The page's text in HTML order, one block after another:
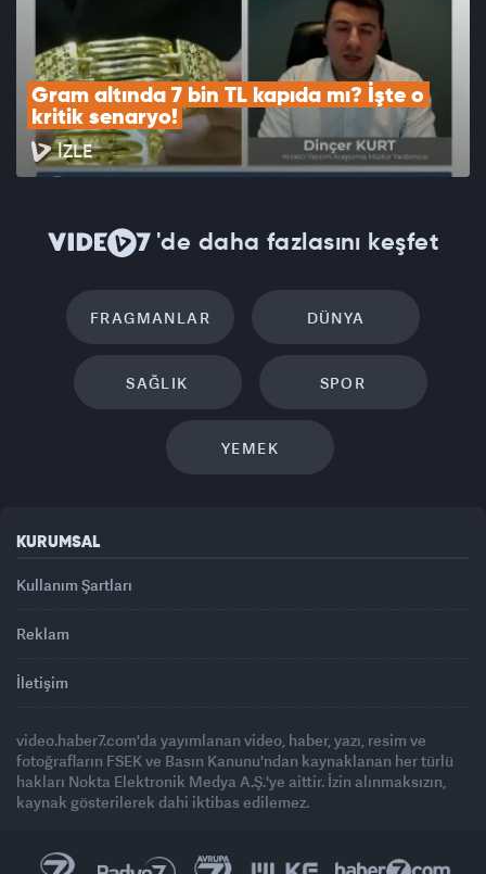
Gram altında 7 bin TL kapıda mı? İşte o
kritik senaryo!
İZLE
'de daha fazlasını keşfet
FRAGMANLAR DÜNYA
SAĞLIK SPOR
YEMEK
KURUMSAL
Kullanım Şartları
Reklam
İletişim
video.haber7.com'da yayımlanan video, haber, yazı, resim ve
fotoğrafların FSEK ve Basın Kanunu'ndan kaynaklanan her türlü
hakları Nokta Elektronik Medya A.Ş.'ye aittir. İzin alınmaksızın,
kaynak gösterilerek dahi iktibas edilemez.